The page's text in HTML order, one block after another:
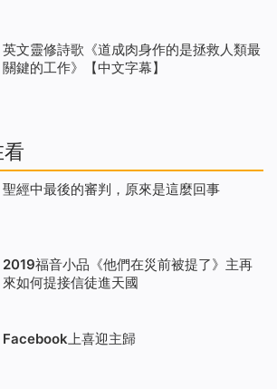
英文靈修詩歌《道成肉身作的是拯救人類最
關鍵的工作》【中文字幕】
聖經中最後的審判，原來是這麼回事
2019福音小品《他們在災前被提了》主再
來如何提接信徒進天國
Facebook上喜迎主歸